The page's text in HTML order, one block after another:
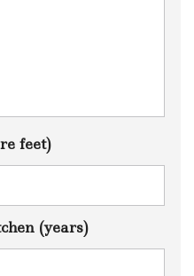
feet)
(years)